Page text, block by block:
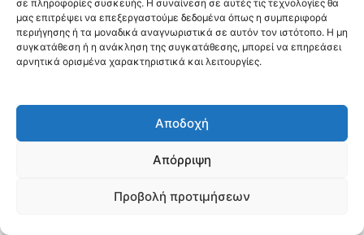
σε πληροφορίες συσκευής. Η συναίνεση σε αυτές τις τεχνολογίες θα
μας επιτρέψει να επεξεργαστούμε δεδομένα όπως η συμπεριφορά
περιήγησης ή τα μοναδικά αναγνωριστικά σε αυτόν τον ιστότοπο. Η μη
συγκατάθεση ή η ανάκληση της συγκατάθεσης, μπορεί να επηρεάσει
αρνητικά ορισμένα χαρακτηριστικά και λειτουργίες.
Αποδοχή
Απόρριψη
Προβολή προτιμήσεων